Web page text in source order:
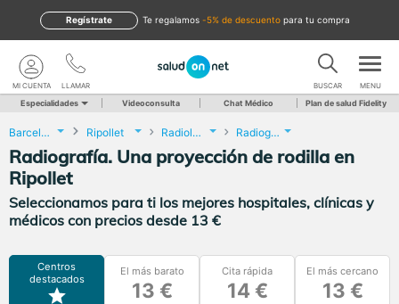
te regalamos -5% de descuento para tu compra
Regístrate
LLAMAR
MI CUENTA BUSCAR MENU
Especialidades Videoconsulta Chat Médico Plan de salud Fidelity
Barcelona Ripollet Radiología Radiografía. Una proyección de rodilla
Radiografía. Una proyección de rodilla en
Ripollet
Seleccionamos para ti los mejores hospitales, clínicas y
médicos con precios desde 13 €
Centros
destacados
El más barato
13 €
Cita rápida
14 €
El más cercano
13 €